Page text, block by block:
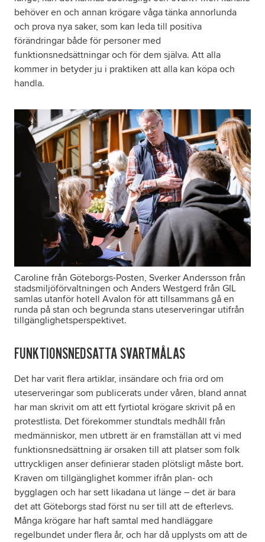
behöver en och annan krögare våga tänka annorlunda
och prova nya saker, som kan leda till positiva
förändringar både för personer med
funktionsnedsättningar och för dem själva. Att alla
kommer in betyder ju i praktiken att alla kan köpa och
handla.
Caroline från Göteborgs-Posten, Sverker Andersson från
stadsmiljöförvaltningen och Anders Westgerd från GIL
samlas utanför hotell Avalon för att tillsammans gå en
runda på stan och begrunda stans uteserveringar utifrån
tillgänglighetsperspektivet.
FUNKTIONSNEDSATTA SVARTMÅLAS
Det har varit flera artiklar, insändare och fria ord om
uteserveringar som publicerats under våren, bland annat
har man skrivit om att ett fyrtiotal krögare skrivit på en
protestlista. Det förekommer stundtals medhåll från
medmänniskor, men utbrett är en framställan att vi med
funktionsnedsättning är orsaken till att platser som folk
uttryckligen anser definierar staden plötsligt måste bort.
Kraven om tillgänglighet kommer ifrån plan- och
bygglagen och har sett likadana ut länge – det är bara
det att Göteborgs stad först nu ser till att de efterlevs.
Många krögare har haft samtal med handläggare
regelbundet under flera år, och har då upplysts om att de